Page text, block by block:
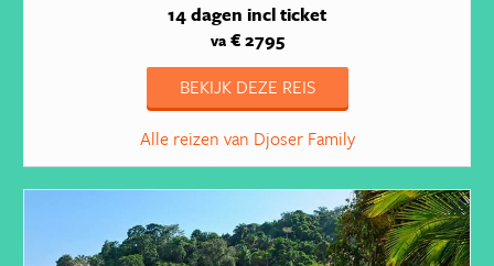
14 dagen incl ticket
va€ 2795
BEKIJK DEZE REIS
Alle reizen van Djoser Family